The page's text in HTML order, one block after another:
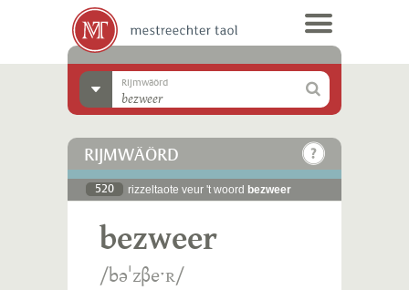
Rijmwäörd
RIJMWÄÖRD
520 rizzeltaote veur 't woord bezweer
bezweer
/bəˈzβeˑʀ/